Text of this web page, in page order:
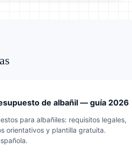
de albañil — guía 2026
para albañiles: requisitos legales,
orientativos y plantilla gratuita.